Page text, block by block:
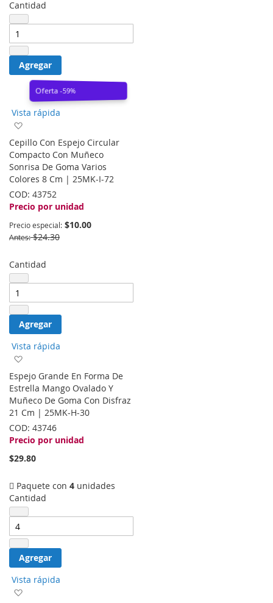
Cantidad
Agregar
Oferta -59%
Vista rápida
a
la
lista
de
deseos
Cepillo Con Espejo Circular
Compacto Con Muñeco
Sonrisa De Goma Varios
Colores 8 Cm | 25MK-I-72
COD: 43752
Precio por unidad
Precio especial $10.00
Antes $24.30
Cantidad
Agregar
Vista rápida
la
lista
de
deseos
Espejo Grande En Forma De
Estrella Mango Ovalado Y
Muñeco De Goma Con Disfraz
21 Cm | 25MK-H-30
COD: 43746
Precio por unidad
$29.80
Paquete con 4 unidades
Cantidad
Agregar
Vista rápida